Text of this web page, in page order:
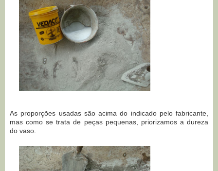
As proporções usadas são acima do indicado pelo fabricante,
mas como se trata de peças pequenas, priorizamos a dureza
do vaso.